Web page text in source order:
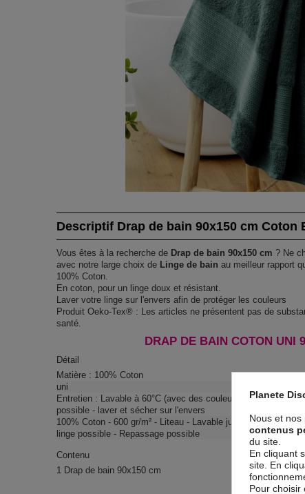
Descriptif Drap de bain 90x150 cm Coton
Vous êtes à la recherche de Drap de bain 90x150 cm ? Ne
avec notre large choix de Linge de bain au meilleur rapport
100% Coton.
En coton, pour un linge doux et résistant.
Laver votre linge sur l'envers afin de protéger les couleurs
Produit Oeko-Tex® : Les articles ne présentent pas de
santé.
DRAP DE BAIN COTON UNI
Détail
Matière : 100% Coton
uni
Entretien : Lavable à 60°C (avec des couleurs similaires) -
possible - laver et sécher sur l'envers
100% Coton - 600 gr/m² - Liteau - Lavable jusqu'à 60°C
linge possible - Repassage possible
Contenu
1 Drap de bain 90x150 cm
Planete
Nous et
contenus
du site.
En cliquant
site. En
Pour choisir